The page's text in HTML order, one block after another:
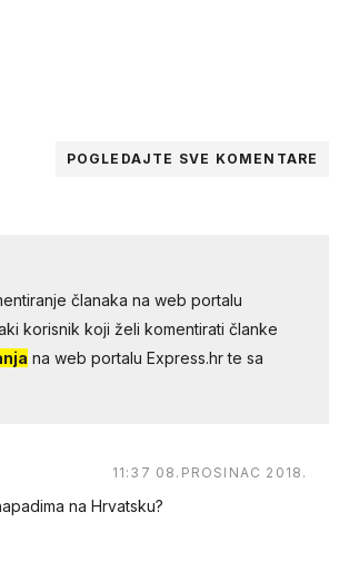
POGLEDAJTE SVE KOMENTARE
članaka na web portalu
korisnik koji želi komentirati članke
na web portalu Express.hr te sa
11:37 08.PROSINAC 2018.
na Hrvatsku?